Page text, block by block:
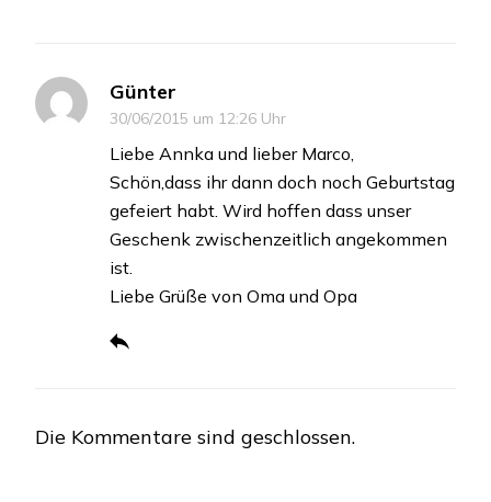
Günter
30/06/2015 um 12:26 Uhr
Liebe Annka und lieber Marco,
Schön,dass ihr dann doch noch Geburtstag
gefeiert habt. Wird hoffen dass unser
Geschenk zwischenzeitlich angekommen
ist.
Liebe Grüße von Oma und Opa
Die Kommentare sind geschlossen.